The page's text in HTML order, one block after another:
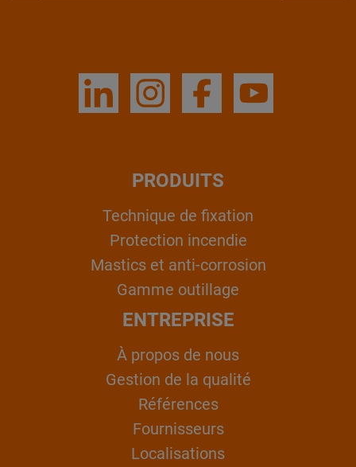
PRODUITS
Technique de fixation
Protection incendie
Mastics et anti-corrosion
Gamme outillage
ENTREPRISE
À propos de nous
Gestion de la qualité
Références
Fournisseurs
Localisations